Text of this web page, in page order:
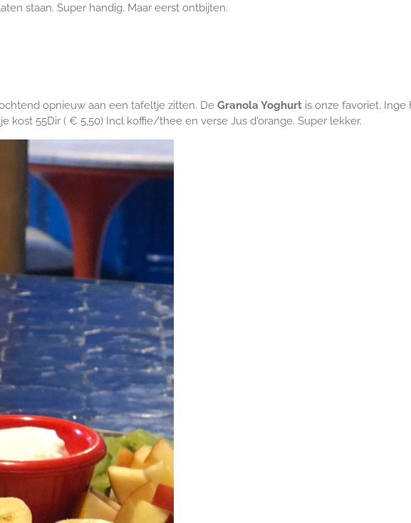
staan. Super handig. Maar eerst ontbijten.
opnieuw aan een tafeltje zitten. DeGranola Yoghurtis onze favoriet. Inge
kost 55Dir ( € 5,50) Incl koffie/thee en verse Jus d'orange. Super lekker.